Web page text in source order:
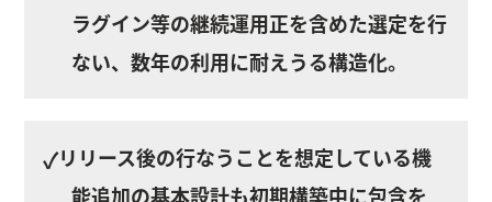
ラグイン等の継続運用正を含めた選定を行
ない、数年の利用に耐えうる構造化。
✓リリース後の行なうことを想定している機
能追加の基本設計も初期構築中に包含を